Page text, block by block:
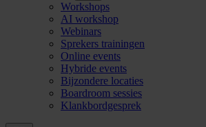
Workshops
AI workshop
Webinars
Sprekers trainingen
Online events
Hybride events
Bijzondere locaties
Boardroom sessies
Klankbordgesprek